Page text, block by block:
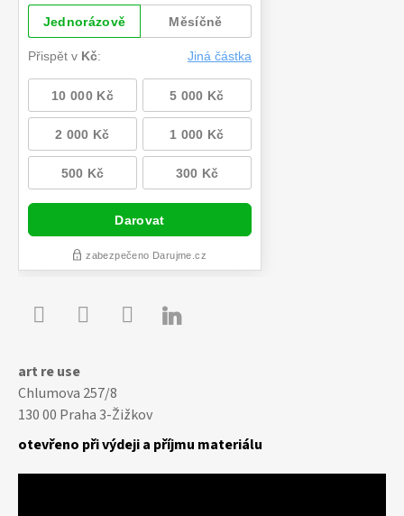

art re use
Chlumova 257/8
130 00 Praha 3-Žižkov
otevřeno při výdeji a příjmu materiálu